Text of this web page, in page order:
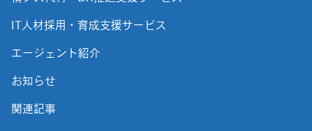
IT人材採用・育成支援サービス
エージェント紹介
お知らせ
関連記事